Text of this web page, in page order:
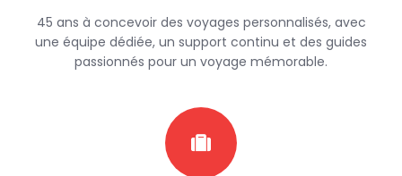
45 ans à concevoir des voyages personnalisés, avec
une équipe dédiée, un support continu et des guides
passionnés pour un voyage mémorable.